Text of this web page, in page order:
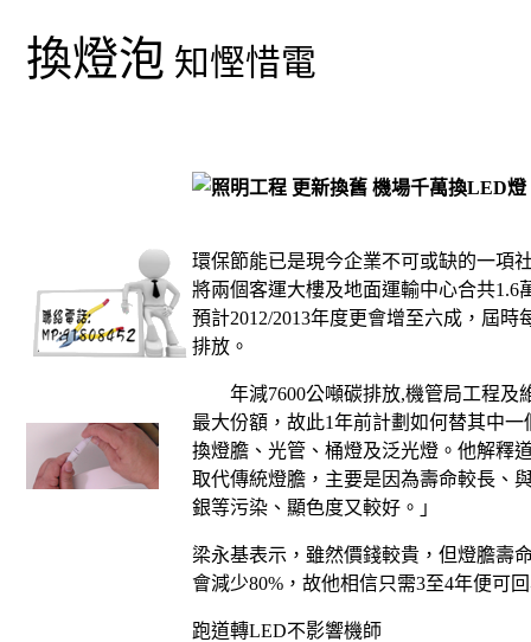
換燈泡 知慳惜電
機場千萬換LED燈
環保節能已是現今企業不可或缺的一項
將兩個客運大樓及地面運輸中心合共1.6
預計2012/2013年度更會增至六成，屆時
排放。
年減7600公噸碳排放,機管局工程及
最大份額，故此1年前計劃如何替其中
換燈膽、光管、桶燈及泛光燈。他解釋
取代傳統燈膽，主要是因為壽命較長、
銀等污染、顯色度又較好。」
梁永基表示，雖然價錢較貴，但燈膽壽
會減少80% ，故他相信只需3至4年便可
跑道轉LED不影響機師